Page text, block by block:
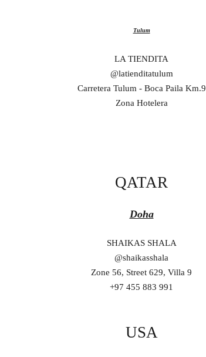
Tulum
LA TIENDITA
@latienditatulum
Carretera Tulum - Boca Paila Km.9
Zona Hotelera
QATAR
Doha
SHAIKAS SHALA
@shaikasshala
Zone 56, Street 629, Villa 9
+97 455 883 991
USA